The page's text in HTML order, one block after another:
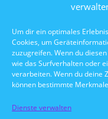
Um dir ein optimales
Cookies, um
zuzugreifen. Wenn du
wie das Surfverhalten oder
verarbeiten. Wenn du deine
können bestimmte
Dienste verwalten
7. August
14:30 Uhr